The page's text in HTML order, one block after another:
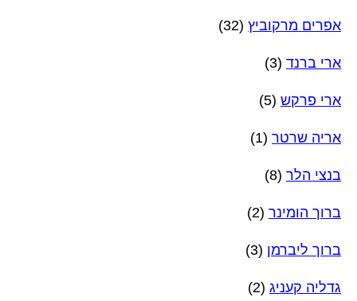
אפרים מרקוביץ (32)
ארי ברנד (3)
ארי פרקש (5)
אריה שרטר (1)
בנצי הלר (8)
ברוך הומינר (2)
ברוך ליברמן (3)
גדליה קעניג (2)